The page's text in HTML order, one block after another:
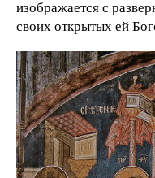
изображается с
своих открытых ей